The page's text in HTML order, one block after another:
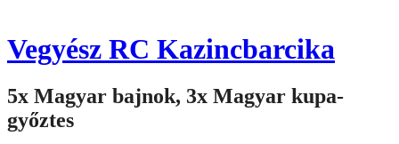
Vegyész RC Kazincbarcika
5x Magyar bajnok, 3x Magyar kupa-
győztes